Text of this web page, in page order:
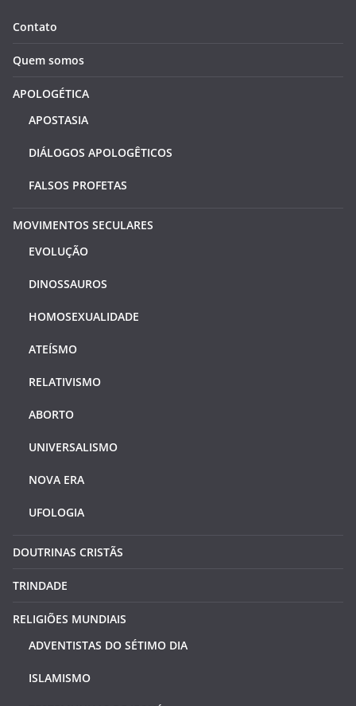
Contato
Quem somos
APOLOGÉTICA
APOSTASIA
DIÁLOGOS APOLOGÊTICOS
FALSOS PROFETAS
MOVIMENTOS SECULARES
EVOLUÇÃO
DINOSSAUROS
HOMOSEXUALIDADE
ATEÍSMO
RELATIVISMO
ABORTO
UNIVERSALISMO
NOVA ERA
UFOLOGIA
DOUTRINAS CRISTÃS
TRINDADE
RELIGIÕES MUNDIAIS
ADVENTISTAS DO SÉTIMO DIA
ISLAMISMO